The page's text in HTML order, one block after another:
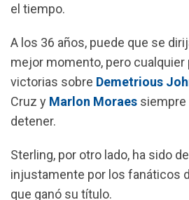
el tiempo.
A los 36 años, puede que se
mejor momento, pero cualquier
victorias sobre Demetrious
Cruz y Marlon Moraes siempre
detener.
Sterling, por otro lado, ha sido
injustamente por los fanáticos
que ganó su título.